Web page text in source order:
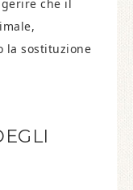
che il
la sostituzione